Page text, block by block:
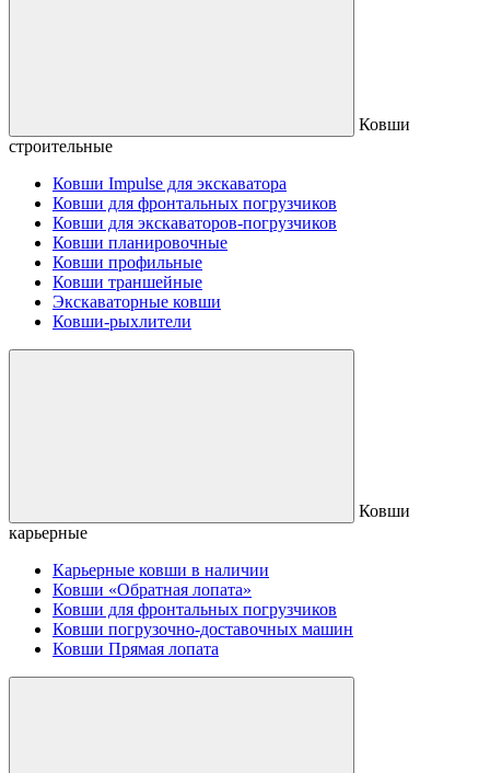
Ковши
строительные
Ковши Impulse для экскаватора
Ковши для фронтальных погрузчиков
Ковши для экскаваторов-погрузчиков
Ковши планировочные
Ковши профильные
Ковши траншейные
Экскаваторные ковши
Ковши-рыхлители
Ковши
карьерные
Карьерные ковши в наличии
Ковши «Обратная лопата»
Ковши для фронтальных погрузчиков
Ковши погрузочно-доставочных машин
Ковши Прямая лопата